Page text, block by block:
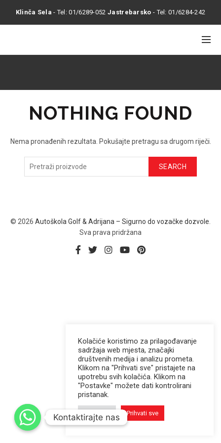
Klinča Sela - Tel:01/6289-052 Jastrebarsko - Tel:01/6284-242
NOTHING FOUND
Nema pronađenih rezultata. Pokušajte pretragu sa drugom riječi.
SEARCH
© 2026 Autoškola Golf & Adrijana – Sigurno do vozačke dozvole
Sva prava pridržana
Kolačiće koristimo za prilagođavanje
sadržaja web mjesta, značajki
društvenih medija i analizu prometa.
Klikom na "Prihvati sve" pristajete na
upotrebu svih kolačića. Klikom na
"Postavke" možete dati kontrolirani
pristanak.
Postavke Prihvati sve
Kontaktirajte nas
Kontaktirajte nas